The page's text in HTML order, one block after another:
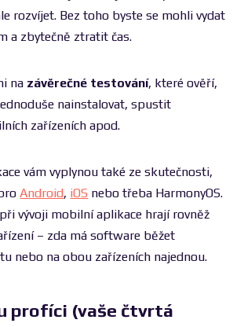
rozvíjet. Bez toho byste se mohli vydat
a zbytečně ztratit čas.
na závěrečné testování, které ověří,
nainstalovat, spustit
zařízeních apod.
vám vyplynou také ze skutečnosti,
Android, iOS nebo třeba HarmonyOS.
vývoji mobilní aplikace hrají rovněž
– zda má software běžet
nebo na obou zařízeních najednou.
profíci (vaše čtvrtá